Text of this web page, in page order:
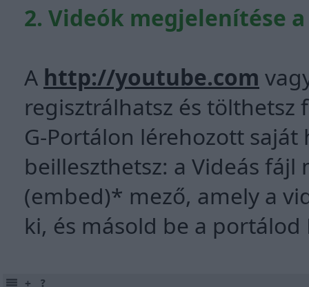
2. Videók megjelenítése
A http://youtube.com
regisztrálhatsz és tölthetsz
G-Portálon lérehozott
beilleszthetsz: a Videás
(embed)* mező, amely a
ki, és másold be a